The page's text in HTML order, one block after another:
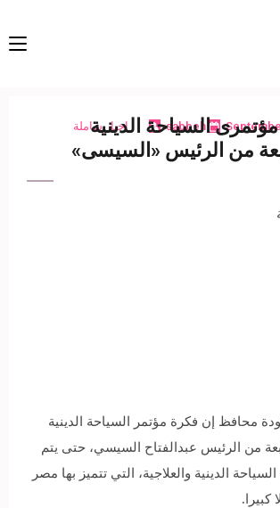
sabbeh اخبار شاملة
السياحة الدينية
من الرئيس «السيسى»
محافظ إن فكرة مؤتمر السياحة الدينية
من الرئيس عبدالفتاح السيسي، حتى يتم
الدينية والعلاجية، التي تتميز بها مصر
كبيرا.